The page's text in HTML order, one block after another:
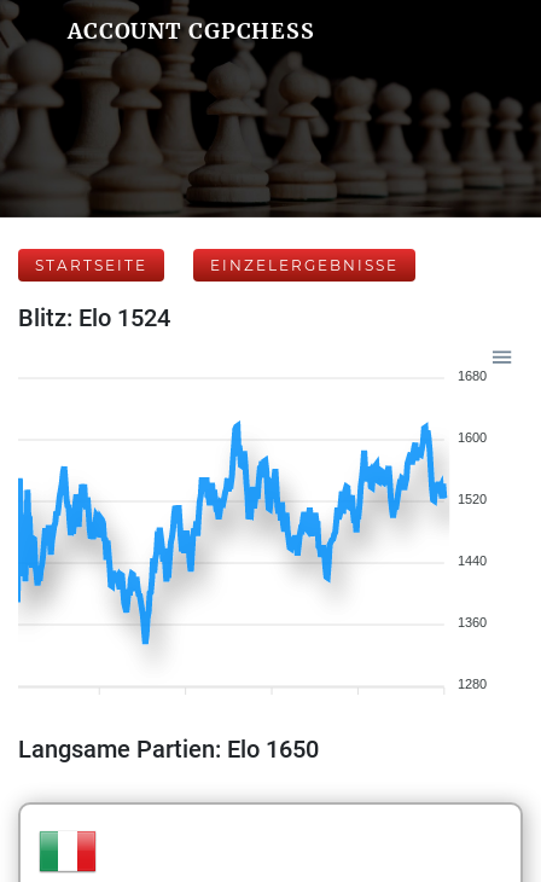
ACCOUNT CGPCHESS
STARTSEITE EINZELERGEBNISSE
Blitz: Elo 1524
1680
1600
1520
1440
1360
1280
Langsame Partien: Elo 1650